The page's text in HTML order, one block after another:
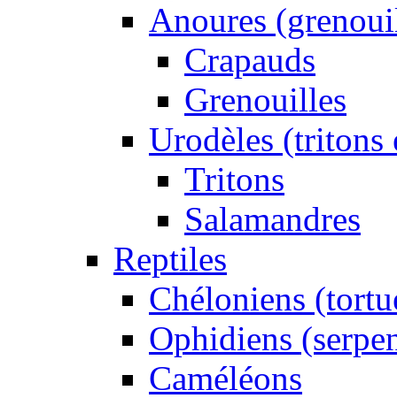
Anoures
Crapauds
Grenouilles
Urodèles (tritons
Tritons
Salamandres
Reptiles
Chéloniens
Ophidiens
Caméléons